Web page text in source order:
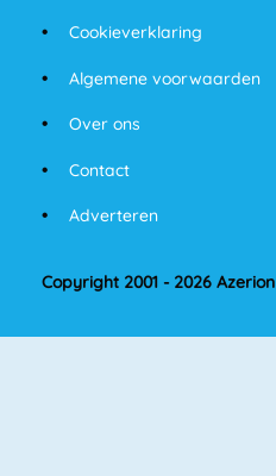
Cookieverklaring
Algemene voorwaarden
Over ons
Contact
Adverteren
Copyright 2001 - 2026 Azerion